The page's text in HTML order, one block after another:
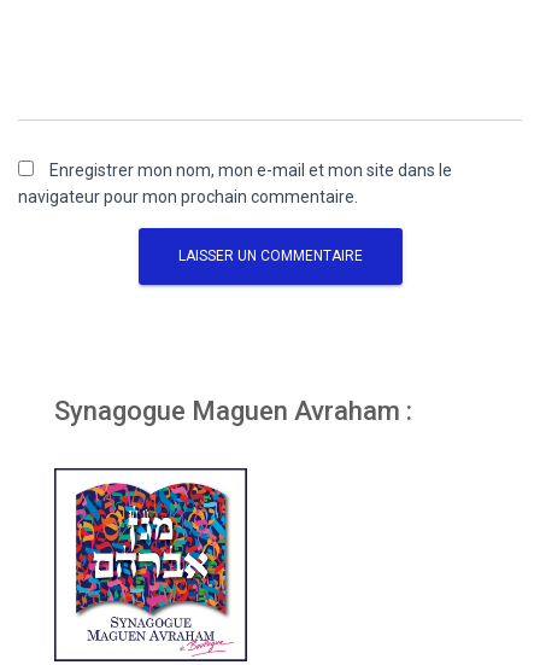
Enregistrer mon nom, mon e-mail et mon site dans le
navigateur pour mon prochain commentaire.
Synagogue Maguen Avraham :